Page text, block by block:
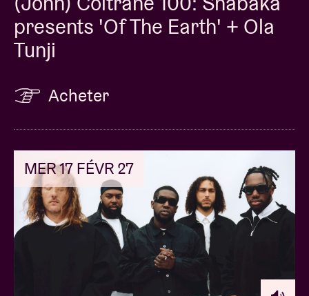
presents 'Of The Earth' + Ola
Tunji
Acheter
MER 17 FÉVR 27